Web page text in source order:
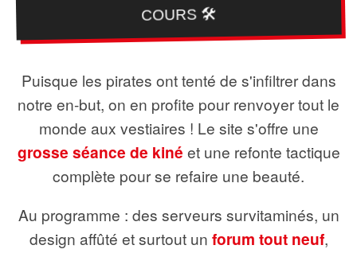
COURS 🛠️
Puisque les pirates ont tenté de s'infiltrer dans
notre en-but, on en profite pour renvoyer tout le
monde aux vestiaires ! Le site s'offre une
grosse séance de kiné et une refonte tactique
complète pour se refaire une beauté.
Au programme : des serveurs survitaminés, un
design affûté et surtout un forum tout neuf,